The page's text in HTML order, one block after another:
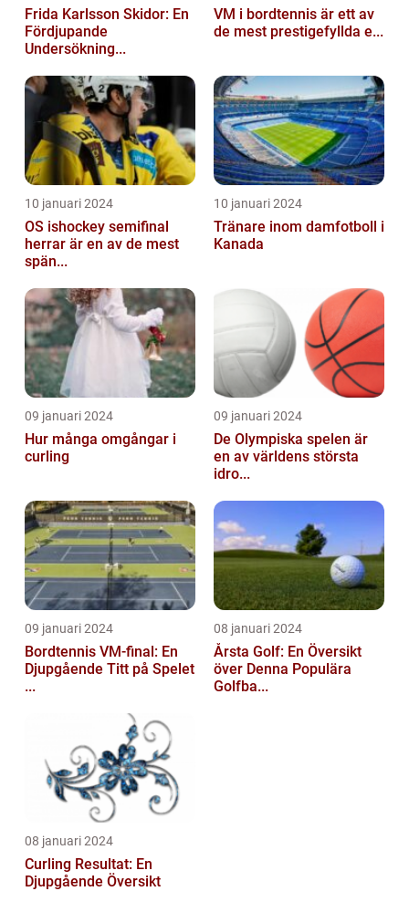
Frida Karlsson Skidor: En
Fördjupande
Undersökning...
VM i bordtennis är ett av
de mest prestigefyllda e...
10 januari 2024
OS ishockey semifinal
herrar är en av de mest
spän...
10 januari 2024
Tränare inom damfotboll i
Kanada
09 januari 2024
Hur många omgångar i
curling
09 januari 2024
De Olympiska spelen är
en av världens största
idro...
09 januari 2024
Bordtennis VM-final: En
Djupgående Titt på Spelet
...
08 januari 2024
Årsta Golf: En Översikt
över Denna Populära
Golfba...
08 januari 2024
Curling Resultat: En
Djupgående Översikt